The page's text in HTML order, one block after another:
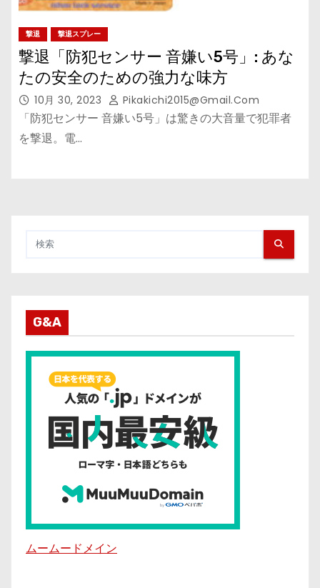
撃退 撃退スプレー
撃退「防犯センサー 音嫌い5号」: あな
たの安全のための強力な味方
10月 30, 2023 Pikakichi2015@gmail.com
「防犯センサー 音嫌い5号」は驚きの大音量で犯罪者
を撃退。電…
G&A
ムームードメイン